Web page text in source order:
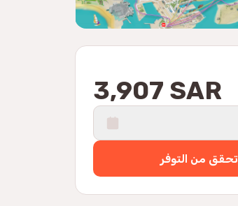
3,907 SAR
تحقق من التوفر